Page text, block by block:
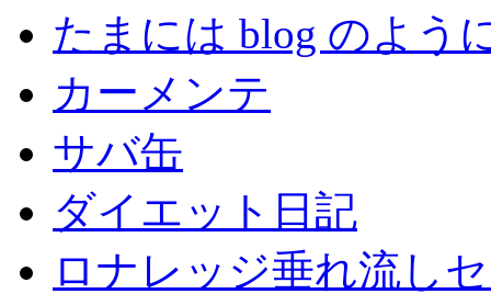
たまには blog のよう
カーメンテ
サバ缶
ダイエット日記
ロナレッジ垂れ流し